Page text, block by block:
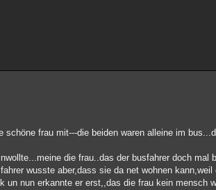
schöne frau mit---die beiden waren alleine im
die frau..das der busfahrer doch
wusste aber,dass sie da net wohnen
un nun erkannte er erst,,das die frau kein mensch